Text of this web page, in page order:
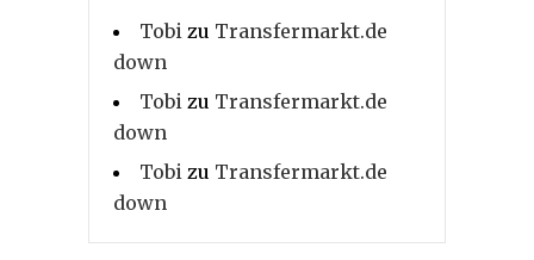
Tobi zu Transfermarkt.de
down
Tobi zu Transfermarkt.de
down
Tobi zu Transfermarkt.de
down